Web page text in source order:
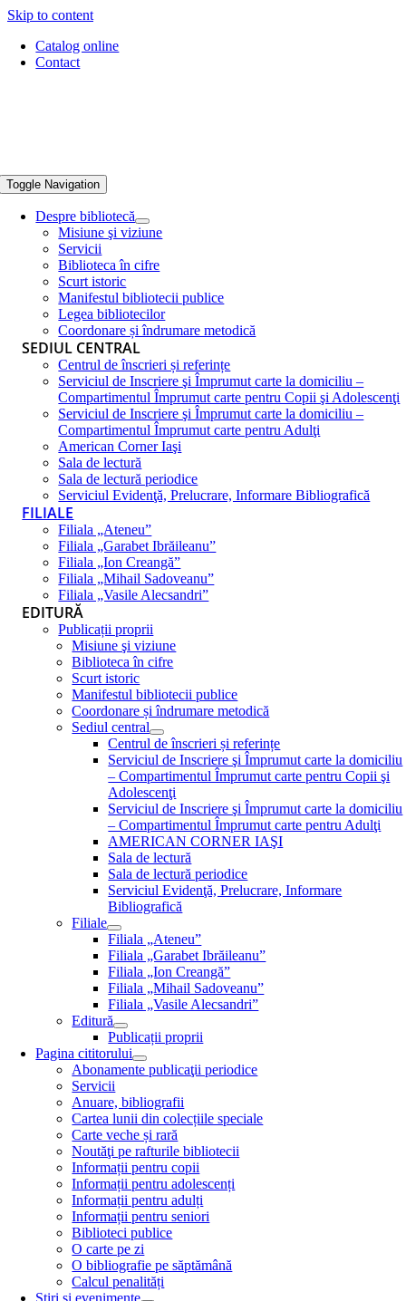
Skip to content
Catalog online
Contact
Toggle Navigation
Despre bibliotecă
Misiune şi viziune
Servicii
Biblioteca în cifre
Scurt istoric
Manifestul bibliotecii publice
Legea bibliotecilor
Coordonare și îndrumare metodică
SEDIUL CENTRAL
Centrul de înscrieri și referințe
Serviciul de Inscriere şi Împrumut carte la domiciliu –
Compartimentul Împrumut carte pentru Copii şi Adolescenţi
Serviciul de Inscriere şi Împrumut carte la domiciliu –
Compartimentul Împrumut carte pentru Adulţi
American Corner Iaşi
Sala de lectură
Sala de lectură periodice
Serviciul Evidenţă, Prelucrare, Informare Bibliografică
FILIALE
Filiala „Ateneu”
Filiala „Garabet Ibrăileanu”
Filiala „Ion Creangă”
Filiala „Mihail Sadoveanu”
Filiala „Vasile Alecsandri”
EDITURĂ
Publicații proprii
Misiune şi viziune
Biblioteca în cifre
Scurt istoric
Manifestul bibliotecii publice
Coordonare și îndrumare metodică
Sediul central
Centrul de înscrieri și referințe
Serviciul de Inscriere şi Împrumut carte la domiciliu
– Compartimentul Împrumut carte pentru Copii şi
Adolescenţi
Serviciul de Inscriere şi Împrumut carte la domiciliu
– Compartimentul Împrumut carte pentru Adulţi
AMERICAN CORNER IAŞI
Sala de lectură
Sala de lectură periodice
Serviciul Evidenţă, Prelucrare, Informare
Bibliografică
Filiale
Filiala „Ateneu”
Filiala „Garabet Ibrăileanu”
Filiala „Ion Creangă”
Filiala „Mihail Sadoveanu”
Filiala „Vasile Alecsandri”
Editură
Publicații proprii
Pagina cititorului
Abonamente publicaţii periodice
Servicii
Anuare, bibliografii
Cartea lunii din colecțiile speciale
Carte veche și rară
Noutăţi pe rafturile bibliotecii
Informații pentru copii
Informații pentru adolescenți
Informații pentru adulți
Informații pentru seniori
Biblioteci publice
O carte pe zi
O bibliografie pe săptămână
Calcul penalități
Ştiri şi evenimente